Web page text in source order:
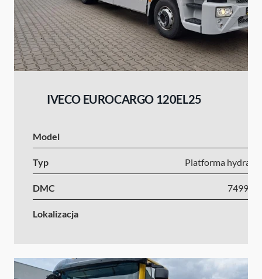
IVECO EUROCARGO 120EL25
Model
Typ Platforma
DMC 7499-
Lokalizacja